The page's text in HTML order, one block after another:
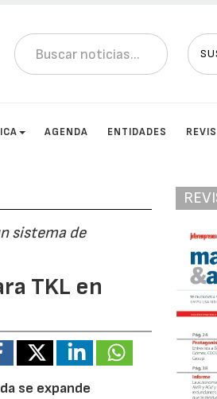
AGENDA ENTIDADES
sistema de
TKL en
se expande